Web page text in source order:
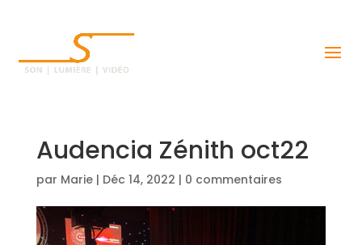
Audencia Zénith oct22
par Marie| Déc 14, 2022 | 0 commentaires